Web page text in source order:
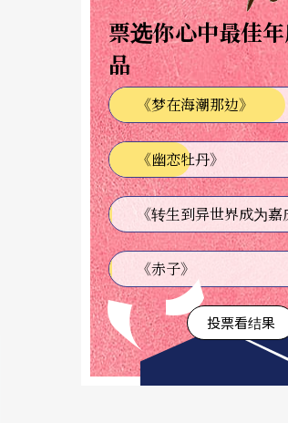
票选你心中最佳
品
《梦在海潮那边》
《幽恋牡丹》
《赤子》
投票看结果